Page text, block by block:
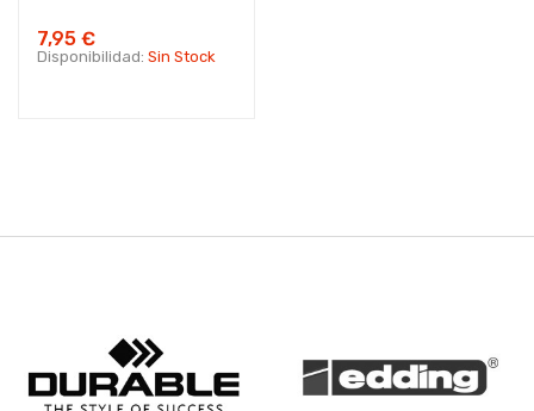
7,95 €
Disponibilidad: Sin Stock